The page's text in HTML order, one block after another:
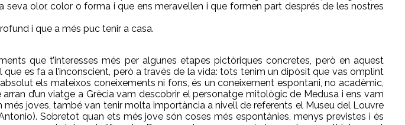
olor, color o forma i que ens meravellen i que formen part després de les nostres
i que a més puc tenir a casa.
que t’interesses més per algunes etapes pictòriques concretes, però en aquest
es fa a l’inconscient, però a través de la vida: tots tenim un dipòsit que vas omplint
els mateixos coneixements ni fons, és un coneixement espontani, no acadèmic,
d’un viatge a Grècia vam descobrir el personatge mitològic de Medusa i ens vam
joves, també van tenir molta importància a nivell de referents el Museu del Louvre
Sobretot quan ets més jove són coses més espontànies, menys previstes i és